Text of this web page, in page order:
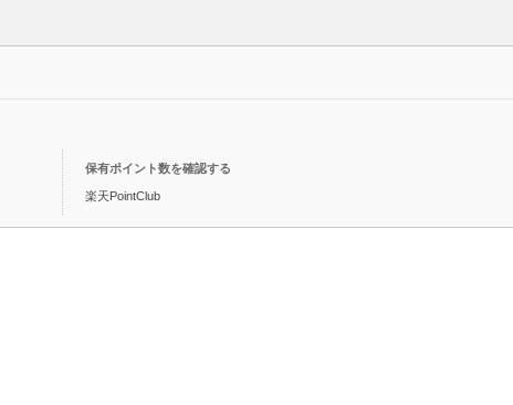
保有ポイント数を確認する
楽天PointClub